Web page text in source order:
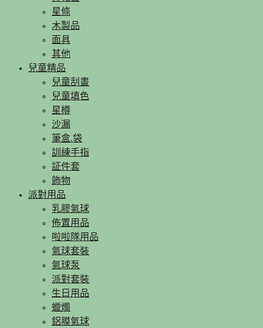
星條
木製品
面具
其他
兒童精品
兒童刮畫
兒童填色
星樽
沙漏
筆盒.袋
訓練手指
証件套
飾物
派對用品
乳膠氣球
佈置用品
啦啦隊用品
氣球套裝
氣球泵
派對套裝
生日用品
蠟燭
鋁膜氣球